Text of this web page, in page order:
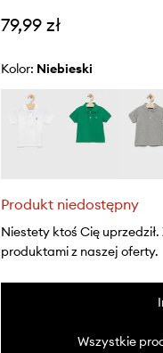
79,99 zł
Kolor: niebieski
Produkt niedostępny
Niestety ktoś Cię
produktami z naszej oferty.
Wszystkie